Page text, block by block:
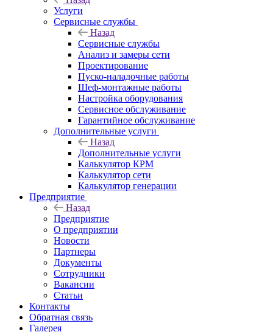
Услуги
Сервисные службы
Назад
Сервисные службы
Анализ и замеры сети
Проектирование
Пуско-наладочные работы
Шеф-монтажные работы
Настройка оборудования
Сервисное обслуживание
Гарантийное обслуживание
Дополнительные услуги
Назад
Дополнительные услуги
Калькулятор КРМ
Калькулятор сети
Калькулятор генерации
Предприятие
Назад
Предприятие
О предприятии
Новости
Партнеры
Документы
Сотрудники
Вакансии
Статьи
Контакты
Обратная связь
Галерея